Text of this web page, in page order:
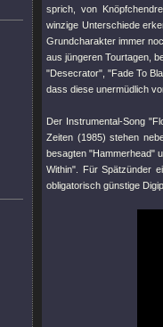
sprich, von
winzige Unterschiede
Grundcharakter immer
aus jüngeren Tourtagen,
"Desecrator" ,"Fade To
dass diese unermüdlich
Der Instrumental-Song
Zeiten (1985) stehen
besagten"Hammerhead"
Within" . Für Spätzünder
obligatorisch günstige